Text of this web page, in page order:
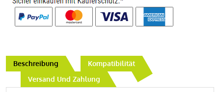
Beschreibung
Kompatibilität
Versand Und Zahlung